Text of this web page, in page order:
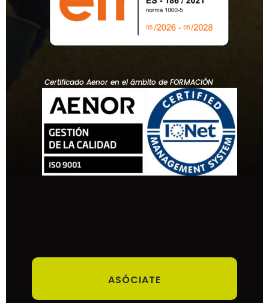
Certificado Aenor en el ámbito de FORMACIÓN
ASÓCIATE